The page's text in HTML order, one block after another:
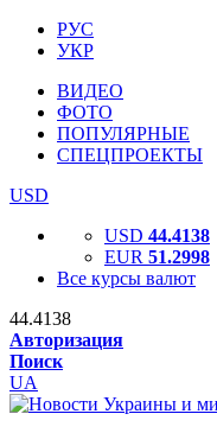
РУС
УКР
ВИДЕО
ФОТО
ПОПУЛЯРНЫЕ
СПЕЦПРОЕКТЫ
USD
USD 44.4138
EUR 51.2998
Все курсы валют
44.4138
Авторизация
Поиск
UA